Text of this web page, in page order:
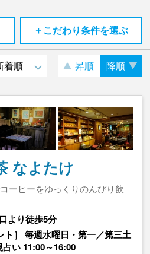
＋こだわり条件を選ぶ
昇順 降順
なよたけ
ーヒーをゆっくりのんびり飲
より徒歩5分
ト］ 毎週水曜日・第一／第三土
い 11:00～16:00